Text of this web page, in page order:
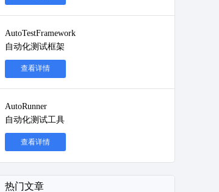
AutoTestFramework
自动化测试框架
查看详情
AutoRunner
自动化测试工具
查看详情
热门文章